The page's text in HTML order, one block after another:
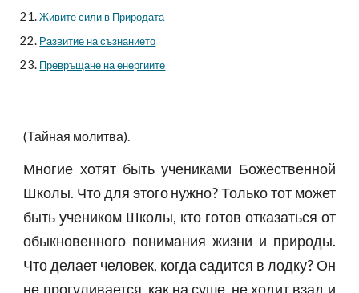
Живите сили в Природата
Развитие на съзнанието
Превръщане на енергиите
(Тайная молитва).
Многие хотят быть учениками Божественной
Школы. Что для этого нужно? Только тот может
быть учеником Школы, кто готов отказаться от
обыкновенного понимания жизни и природы.
Что делает человек, когда садится в лодку? Он
не прогуливается, как на суше, не ходит взад и